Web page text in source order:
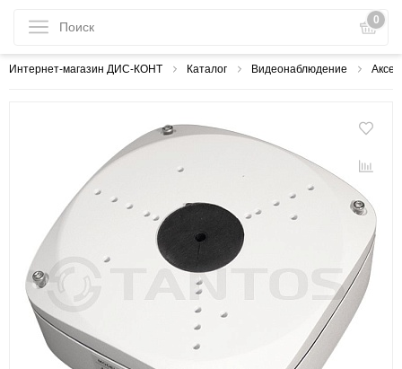
0
Интернет-магазин ДИС-КОНТ Каталог Видеонаблюдение